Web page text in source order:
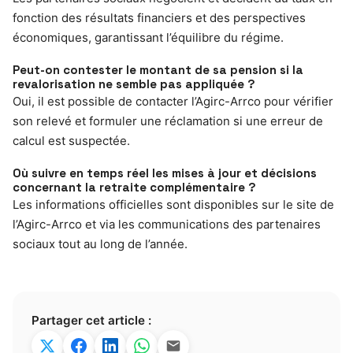
fonction des résultats financiers et des perspectives
économiques, garantissant l’équilibre du régime.
Peut-on contester le montant de sa pension si la
revalorisation ne semble pas appliquée ?
Oui, il est possible de contacter l’Agirc-Arrco pour vérifier
son relevé et formuler une réclamation si une erreur de
calcul est suspectée.
Où suivre en temps réel les mises à jour et décisions
concernant la retraite complémentaire ?
Les informations officielles sont disponibles sur le site de
l’Agirc-Arrco et via les communications des partenaires
sociaux tout au long de l’année.
Partager cet article :